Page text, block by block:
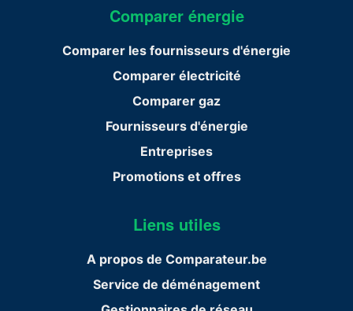
Comparer énergie
Comparer les fournisseurs d'énergie
Comparer électricité
Comparer gaz
Fournisseurs d'énergie
Entreprises
Promotions et offres
Liens utiles
A propos de Comparateur.be
Service de déménagement